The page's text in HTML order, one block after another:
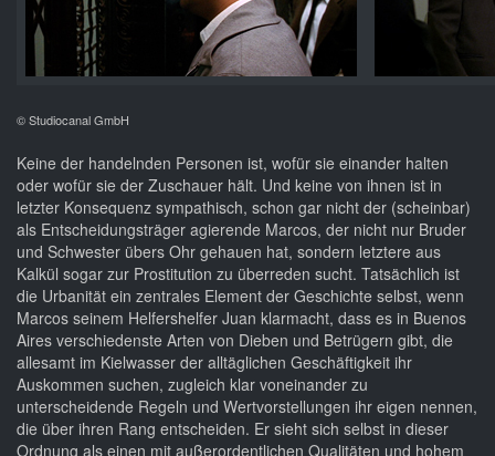
© Studiocanal GmbH
Keine der handelnden Personen ist, wofür sie einander halten
oder wofür sie der Zuschauer hält. Und keine von ihnen ist in
letzter Konsequenz sympathisch, schon gar nicht der (scheinbar)
als Entscheidungsträger agierende Marcos, der nicht nur Bruder
und Schwester übers Ohr gehauen hat, sondern letztere aus
Kalkül sogar zur Prostitution zu überreden sucht. Tatsächlich ist
die Urbanität ein zentrales Element der Geschichte selbst, wenn
Marcos seinem Helfershelfer Juan klarmacht, dass es in Buenos
Aires verschiedenste Arten von Dieben und Betrügern gibt, die
allesamt im Kielwasser der alltäglichen Geschäftigkeit ihr
Auskommen suchen, zugleich klar voneinander zu
unterscheidende Regeln und Wertvorstellungen ihr eigen nennen,
die über ihren Rang entscheiden. Er sieht sich selbst in dieser
Ordnung als einen mit außerordentlichen Qualitäten und hohem